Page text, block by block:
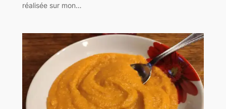
réalisée sur mon…